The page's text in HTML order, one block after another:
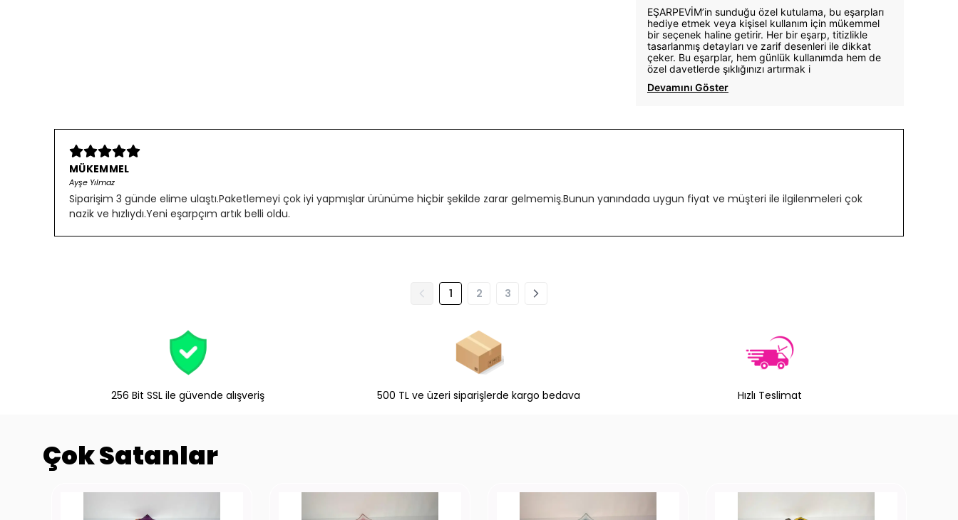
EŞARPEVİM’in sunduğu özel kutulama, bu eşarpları
hediye etmek veya kişisel kullanım için mükemmel
bir seçenek haline getirir. Her bir eşarp, titizlikle
tasarlanmış detayları ve zarif desenleri ile dikkat
çeker. Bu eşarplar, hem günlük kullanımda hem de
özel davetlerde şıklığınızı artırmak i
Devamını Göster
MÜKEMMEL
Ayşe Yılmaz
Siparişim 3 günde elime ulaştı.Paketlemeyi çok iyi yapmışlar ürünüme hiçbir şekilde zarar gelmemiş.Bunun yanındada uygun fiyat ve müşteri ile ilgilenmeleri çok
nazik ve hızlıydı.Yeni eşarpçım artık belli oldu.
1 2 3
256 Bit SSL ile güvende alışveriş 500 TL ve üzeri siparişlerde kargo bedava Hızlı Teslimat
Çok Satanlar